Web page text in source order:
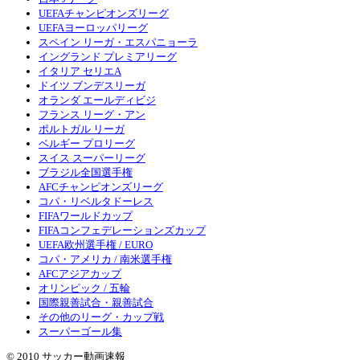
UEFAチャンピオンズリーグ
UEFAヨーロッパリーグ
スペイン リーガ・エスパニョーラ
イングランド プレミアリーグ
イタリア セリエA
ドイツ ブンデスリーガ
オランダ エールディビジ
フランス リーグ・アン
ポルトガル リーガ
ベルギー プロリーグ
スイス スーパーリーグ
ブラジル全国選手権
AFCチャンピオンズリーグ
コパ・リベルタドーレス
FIFAワールドカップ
FIFAコンフェデレーションズカップ
UEFA欧州選手権 / EURO
コパ・アメリカ / 南米選手権
AFCアジアカップ
オリンピック / 五輪
国際親善試合・親善試合
その他のリーグ・カップ戦
スーパーゴール集
© 2010 サッカー動画速報